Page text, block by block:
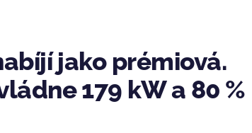
jako prémiová.
179 kW a 80 %